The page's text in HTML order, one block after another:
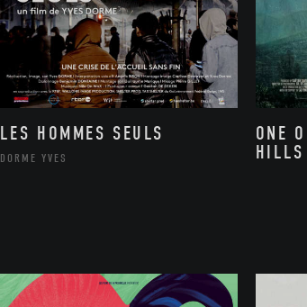
LES HOMMES SEULS
DORME YVES
ONE
HILLS